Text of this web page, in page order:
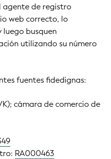
agente de registro
web correcto, lo
busquen
utilizando su número
fuentes fidedignas:
cámara de comercio de
RA000463